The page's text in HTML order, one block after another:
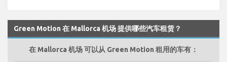
Green Motion 在 Mallorca 机场 提供哪些汽车租赁？
在 Mallorca 机场 可以从 Green Motion 租用的车有：